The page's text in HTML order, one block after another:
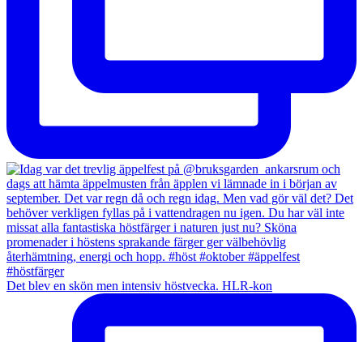
Det blev en skön men intensiv höstvecka. HLR-kon